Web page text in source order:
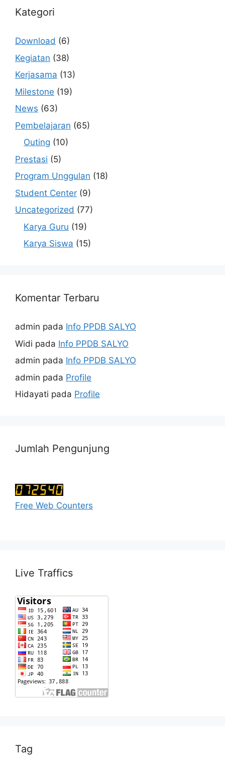
Kategori
Download (6)
Kegiatan (38)
Kerjasama (13)
Milestone (19)
News (63)
Pembelajaran (65)
Outing (10)
Prestasi (5)
Program Unggulan (18)
Student Center (9)
Uncategorized (77)
Karya Guru (19)
Karya Siswa (15)
Komentar Terbaru
admin pada Info PPDB SALYO
Widi pada Info PPDB SALYO
admin pada Info PPDB SALYO
admin pada Profile
Hidayati pada Profile
Jumlah Pengunjung
Free Web Counters
Live Traffics
Tag